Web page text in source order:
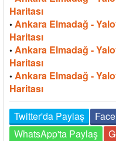
Haritası
• Ankara Elmadağ -
Haritası
• Ankara Elmadağ -
Haritası
• Ankara Elmadağ -
Haritası
Twitter'da Paylaş
WhatsApp'ta Paylaş